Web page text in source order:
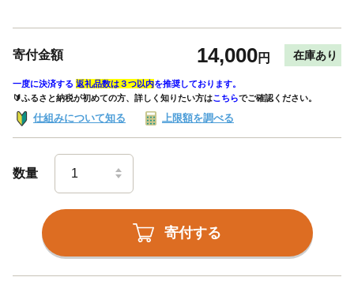
寄付金額 14,000円 在庫あり
一度に決済する 返礼品数は３つ以内を推奨しております。
🔰ふるさと納税が初めての方、詳しく知りたい方はこちらでご確認ください。
仕組みについて知る 上限額を調べる
数量
寄付する